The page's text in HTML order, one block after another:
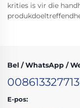
krities is vir die
Bel / WhatsApp /
E-pos: